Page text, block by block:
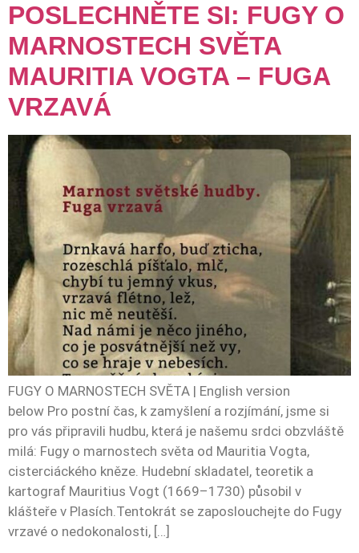
POSLECHNĚTE SI: FUGY O
MARNOSTECH SVĚTA
MAURITIA VOGTA – FUGA
VRZAVÁ
FUGY O MARNOSTECH SVĚTA | English version
below Pro postní čas, k zamyšlení a rozjímání, jsme si
pro vás připravili hudbu, která je našemu srdci obzvláště
milá: Fugy o marnostech světa od Mauritia Vogta,
cisterciáckého kněze. Hudební skladatel, teoretik a
kartograf Mauritius Vogt (1669–1730) působil v
klášteře v Plasích.Tentokrát se zaposlouchejte do Fugy
vrzavé o nedokonalosti, […]